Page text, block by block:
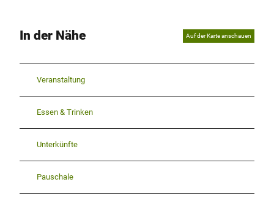
In der Nähe Auf der Karte anschauen
Veranstaltung
Essen & Trinken
Unterkünfte
Pauschale